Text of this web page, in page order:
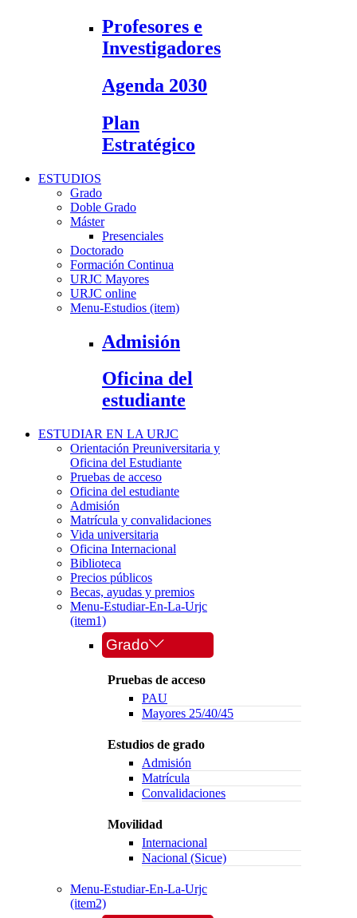
Profesores e
Investigadores
Agenda 2030
Plan
Estratégico
ESTUDIOS
Grado
Doble Grado
Máster
Presenciales
Doctorado
Formación Continua
URJC Mayores
URJC online
Menu-Estudios (item)
Admisión
Oficina del
estudiante
ESTUDIAR EN LA URJC
Orientación Preuniversitaria y
Oficina del Estudiante
Pruebas de acceso
Oficina del estudiante
Admisión
Matrícula y convalidaciones
Vida universitaria
Oficina Internacional
Biblioteca
Precios públicos
Becas, ayudas y premios
Menu-Estudiar-En-La-Urjc
(item1)
Grado
Pruebas de acceso
PAU
Mayores 25/40/45
Estudios de grado
Admisión
Matrícula
Convalidaciones
Movilidad
Internacional
Nacional (Sicue)
Menu-Estudiar-En-La-Urjc
(item2)